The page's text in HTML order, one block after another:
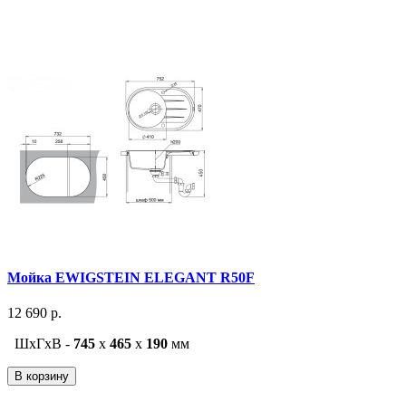
Мойка EWIGSTEIN ELEGANT R50F
12 690 р.
ШxГxВ - 745 x 465 x 190 мм
В корзину